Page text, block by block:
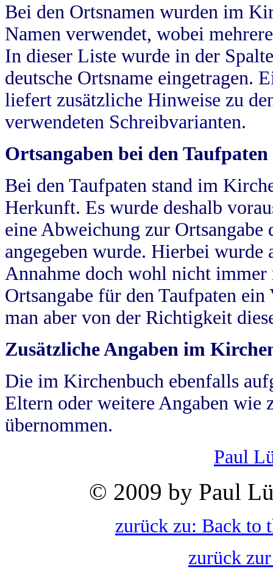
Bei den Ortsnamen wurden im
Namen verwendet, wobei
In dieser Liste wurde in der
deutsche Ortsname eingetragen.
liefert zusätzliche Hinweise zu
verwendeten Schreibvarianten.
Ortsangaben bei den Taufpaten
Bei den Taufpaten stand im
Herkunft. Es wurde deshalb
eine Abweichung zur
angegeben wurde. Hierbei wurde
Annahme doch wohl nicht
Ortsangabe für den Taufpaten
man aber von der Richtigkeit
Zusätzliche Angaben im
Die im Kirchenbuch ebenfalls
Eltern oder weitere Angaben wie
übernommen.
Paul
© 2009 by Paul
zurück zu: Back to
zurück